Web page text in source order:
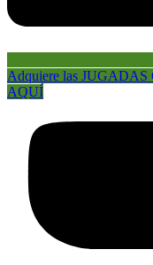
Adquiere las
AQUÍ